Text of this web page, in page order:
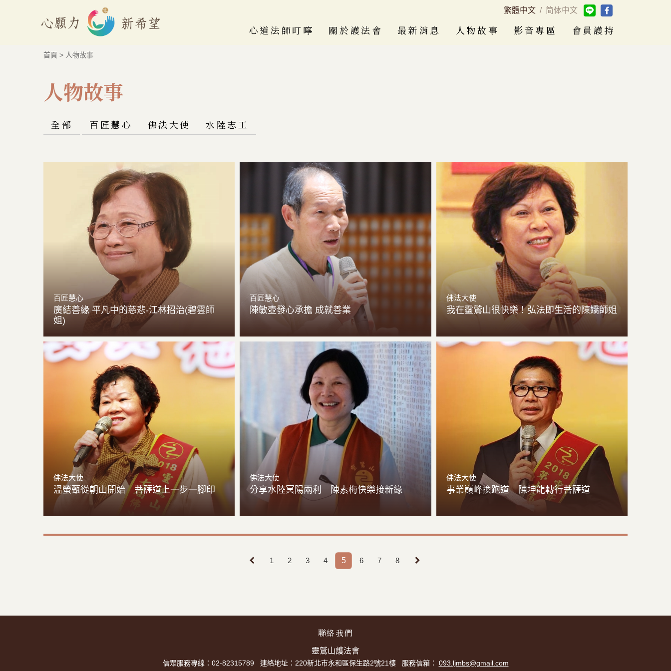
心道法師叮嚀 關於護法會 最新消息 人物故事 影音專區 會員護持
繁體中文 / 简体中文
首頁 > 人物故事
人物故事
全部 百匠慧心 佛法大使 水陸志工
百匠慧心
廣結善緣 平凡中的慈悲-江林招治(碧雲師
姐)
百匠慧心
陳敏壺發心承擔 成就善業
佛法大使
我在靈鷲山很快樂！弘法即生活的陳嬌師姐
佛法大使
溫螢甄從朝山開始 菩薩道上一步一腳印
佛法大使
分享水陸冥陽兩利 陳素梅快樂接新緣
佛法大使
事業巔峰換跑道 陳坤龍轉行菩薩道
1 2 3 4 5 6 7 8
聯絡我們
靈鷲山護法會
信眾服務專線：02-82315789 連絡地址：220新北市永和區保生路2號21樓 服務信箱： 093.ljmbs@gmail.com